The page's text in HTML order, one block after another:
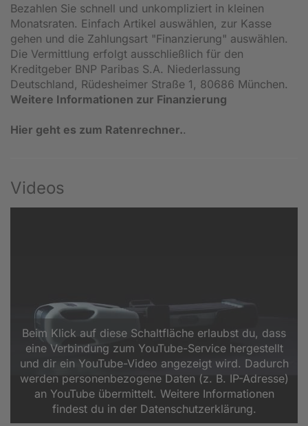
Bezahlen Sie schnell und unkompliziert in kleinen
Monatsraten. Einfach Artikel auswählen, zur Kasse
gehen und die Zahlungsart "Finanzierung" auswählen.
Die Vermittlung erfolgt ausschließlich für den
Kreditgeber BNP Paribas S.A. Niederlassung
Deutschland, Rüdesheimer Straße 1, 80686 München.
Weitere Informationen zur Finanzierung
Hier geht es zum Ratenrechner..
Videos
Beim Klick auf diese Schaltfläche erlaubst du, dass
eine Verbindung zum YouTube-Service hergestellt
und dir ein YouTube-Video angezeigt wird. Dadurch
werden personenbezogene Daten (z. B. IP-Adresse)
an YouTube übermittelt. Weitere Informationen
findest du in der Datenschutzerklärung.